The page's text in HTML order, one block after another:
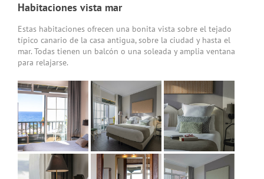
Habitaciones vista mar
Estas habitaciones ofrecen una bonita vista sobre el tejado
típico canario de la casa antigua, sobre la ciudad y hasta el
mar. Todas tienen un balcón o una soleada y amplia ventana
para relajarse.